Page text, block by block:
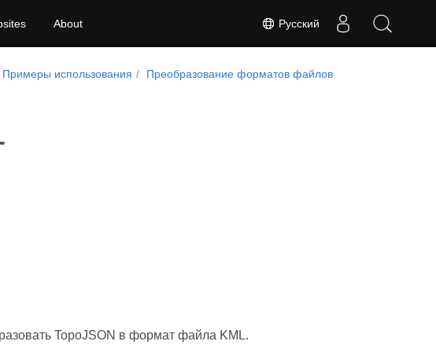
Русский
About
Примеры использования
Преобразование форматов файлов
TopoJSON в формат файла KML.